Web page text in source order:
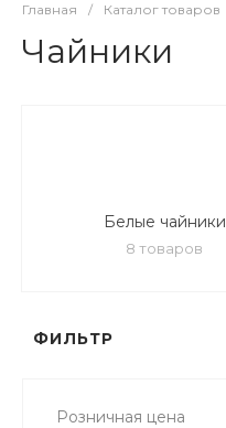
Главная / Каталог товаров
Чайники
Белые чайники
8 товаров
ФИЛЬТР
Розничная цена